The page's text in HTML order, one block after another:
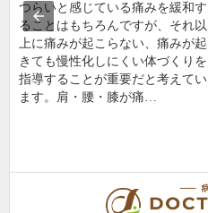
つらいと感じている痛みを緩和す
ることはもちろんですが、それ以
上に痛みが起こらない、痛みが起
きても慢性化しにくい体づくりを
指導することが重要だと考えてい
ます。肩・腰・膝が痛…